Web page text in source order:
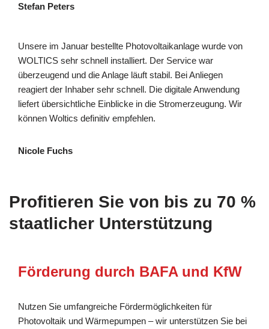
Stefan Peters
Unsere im Januar bestellte Photovoltaikanlage wurde von
WOLTICS sehr schnell installiert. Der Service war
überzeugend und die Anlage läuft stabil. Bei Anliegen
reagiert der Inhaber sehr schnell. Die digitale Anwendung
liefert übersichtliche Einblicke in die Stromerzeugung. Wir
können Woltics definitiv empfehlen.
Nicole Fuchs
Profitieren Sie von bis zu 70 %
staatlicher Unterstützung
Förderung durch BAFA und KfW
Nutzen Sie umfangreiche Fördermöglichkeiten für
Photovoltaik und Wärmepumpen – wir unterstützen Sie bei